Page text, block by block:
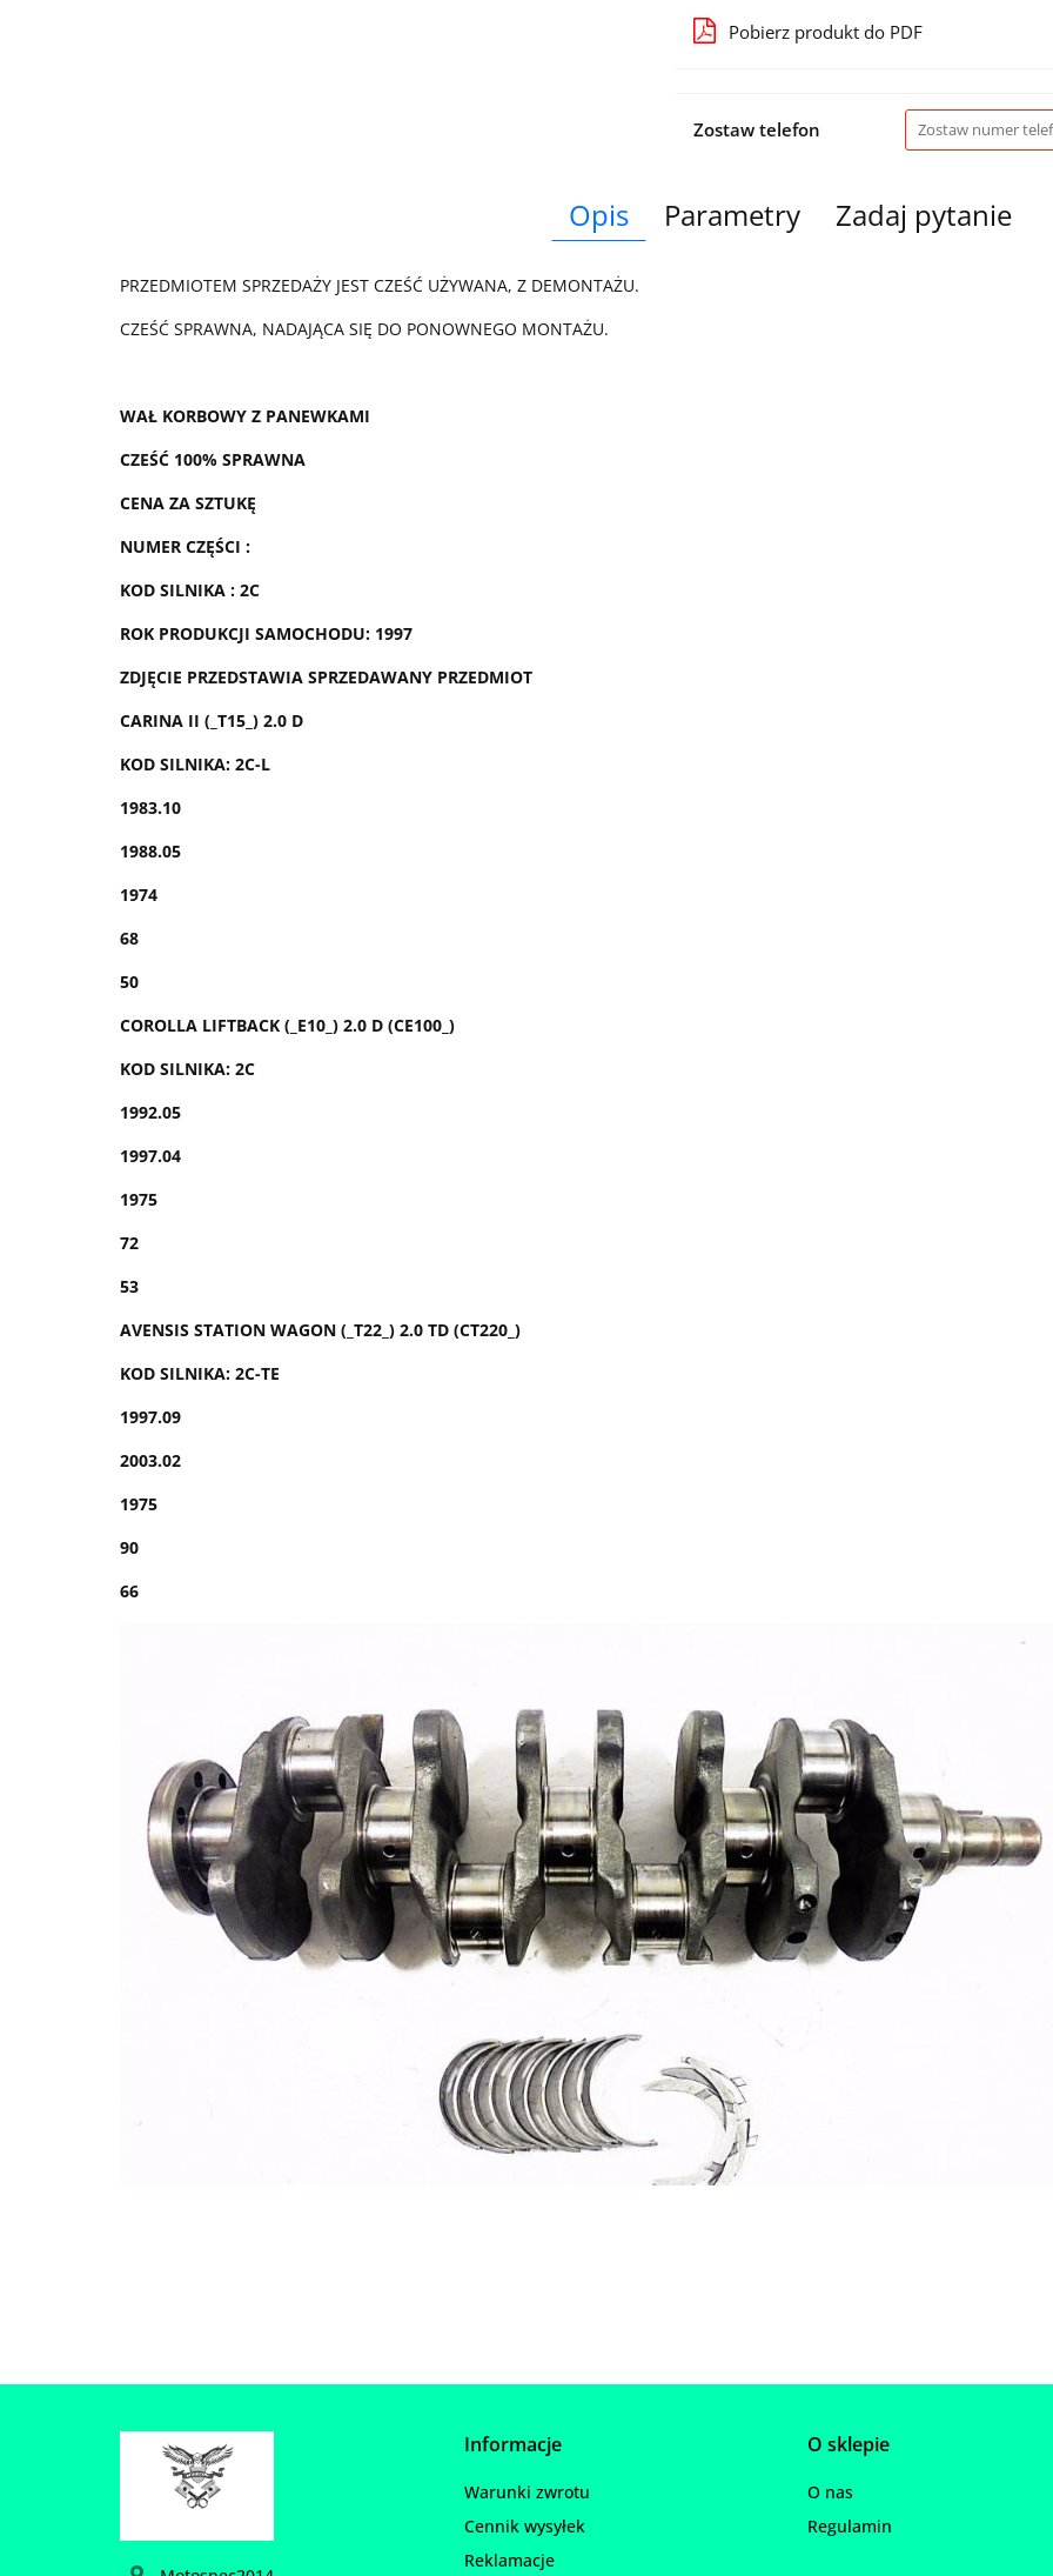
Pobierz produkt do PDF
Zostaw telefon
Opis Parametry Zadaj pytanie
PRZEDMIOTEM SPRZEDAŻY JEST CZEŚĆ UŻYWANA, Z DEMONTAŻU.
CZEŚĆ SPRAWNA, NADAJĄCA SIĘ DO PONOWNEGO MONTAŻU.
WAŁ KORBOWY Z PANEWKAMI
CZEŚĆ 100% SPRAWNA
CENA ZA SZTUKĘ
NUMER CZĘŚCI :
KOD SILNIKA : 2C
ROK PRODUKCJI SAMOCHODU: 1997
ZDJĘCIE PRZEDSTAWIA SPRZEDAWANY PRZEDMIOT
CARINA II (_T15_) 2.0 D
KOD SILNIKA: 2C-L
1983.10
1988.05
1974
68
50
COROLLA LIFTBACK (_E10_) 2.0 D (CE100_)
KOD SILNIKA: 2C
1992.05
1997.04
1975
72
53
AVENSIS STATION WAGON (_T22_) 2.0 TD (CT220_)
KOD SILNIKA: 2C-TE
1997.09
2003.02
1975
90
66
Informacje
Warunki zwrotu
Cennik wysyłek
Reklamacje
O sklepie
O nas
Regulamin